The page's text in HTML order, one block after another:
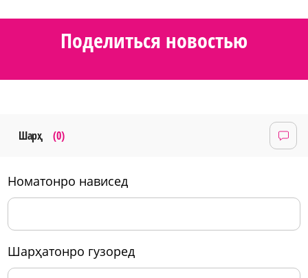
Поделиться новостью
Шарҳ (0)
номатонро нависед
шарҳатонро гузоред